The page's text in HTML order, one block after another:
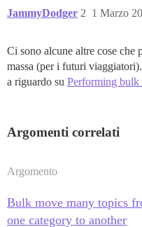
JammyDodger 1 Marzo
2
Ci sono alcune altre cose
massa (per i futuri
a riguardo su Performing bulk
Argomenti correlati
Argomento
Bulk move many topics
one category to another